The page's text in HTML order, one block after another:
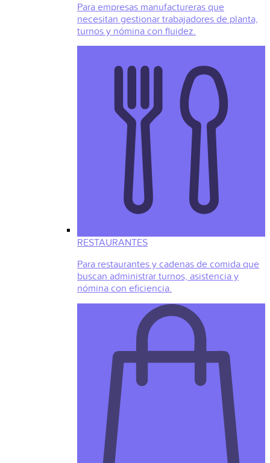
Para empresas manufactureras que
necesitan gestionar trabajadores de planta,
turnos y nómina con fluidez.
RESTAURANTES
Para restaurantes y cadenas de comida que
buscan administrar turnos, asistencia y
nómina con eficiencia.